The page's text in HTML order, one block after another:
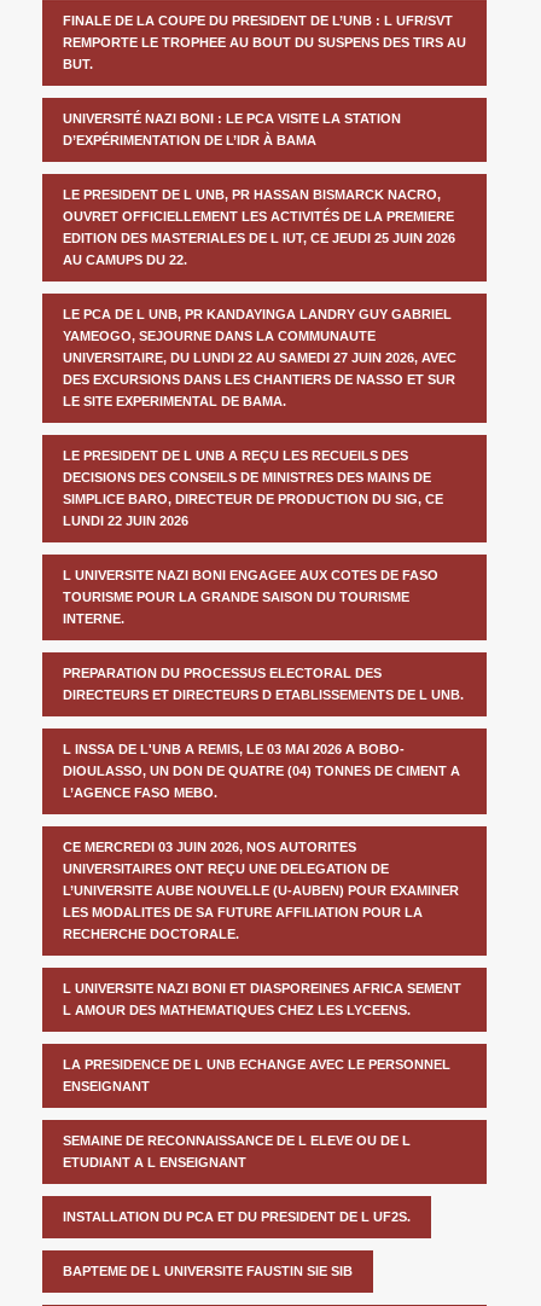
FINALE DE LA COUPE DU PRESIDENT DE L’UNB : L UFR/SVT
REMPORTE LE TROPHEE AU BOUT DU SUSPENS DES TIRS AU
BUT.
UNIVERSITÉ NAZI BONI : LE PCA VISITE LA STATION
D’EXPÉRIMENTATION DE L’IDR À BAMA
LE PRESIDENT DE L UNB, PR HASSAN BISMARCK NACRO,
OUVRET OFFICIELLEMENT LES ACTIVITÉS DE LA PREMIERE
EDITION DES MASTERIALES DE L IUT, CE JEUDI 25 JUIN 2026
AU CAMUPS DU 22.
LE PCA DE L UNB, PR KANDAYINGA LANDRY GUY GABRIEL
YAMEOGO, SEJOURNE DANS LA COMMUNAUTE
UNIVERSITAIRE, DU LUNDI 22 AU SAMEDI 27 JUIN 2026, AVEC
DES EXCURSIONS DANS LES CHANTIERS DE NASSO ET SUR
LE SITE EXPERIMENTAL DE BAMA.
LE PRESIDENT DE L UNB A REÇU LES RECUEILS DES
DECISIONS DES CONSEILS DE MINISTRES DES MAINS DE
SIMPLICE BARO, DIRECTEUR DE PRODUCTION DU SIG, CE
LUNDI 22 JUIN 2026
L UNIVERSITE NAZI BONI ENGAGEE AUX COTES DE FASO
TOURISME POUR LA GRANDE SAISON DU TOURISME
INTERNE.
PREPARATION DU PROCESSUS ELECTORAL DES
DIRECTEURS ET DIRECTEURS D ETABLISSEMENTS DE L UNB.
L INSSA DE L'UNB A REMIS, LE 03 MAI 2026 A BOBO-
DIOULASSO, UN DON DE QUATRE (04) TONNES DE CIMENT A
L’AGENCE FASO MEBO.
CE MERCREDI 03 JUIN 2026, NOS AUTORITES
UNIVERSITAIRES ONT REÇU UNE DELEGATION DE
L’UNIVERSITE AUBE NOUVELLE (U-AUBEN) POUR EXAMINER
LES MODALITES DE SA FUTURE AFFILIATION POUR LA
RECHERCHE DOCTORALE.
L UNIVERSITE NAZI BONI ET DIASPOREINES AFRICA SEMENT
L AMOUR DES MATHEMATIQUES CHEZ LES LYCEENS.
LA PRESIDENCE DE L UNB ECHANGE AVEC LE PERSONNEL
ENSEIGNANT
SEMAINE DE RECONNAISSANCE DE L ELEVE OU DE L
ETUDIANT A L ENSEIGNANT
INSTALLATION DU PCA ET DU PRESIDENT DE L UF2S.
BAPTEME DE L UNIVERSITE FAUSTIN SIE SIB